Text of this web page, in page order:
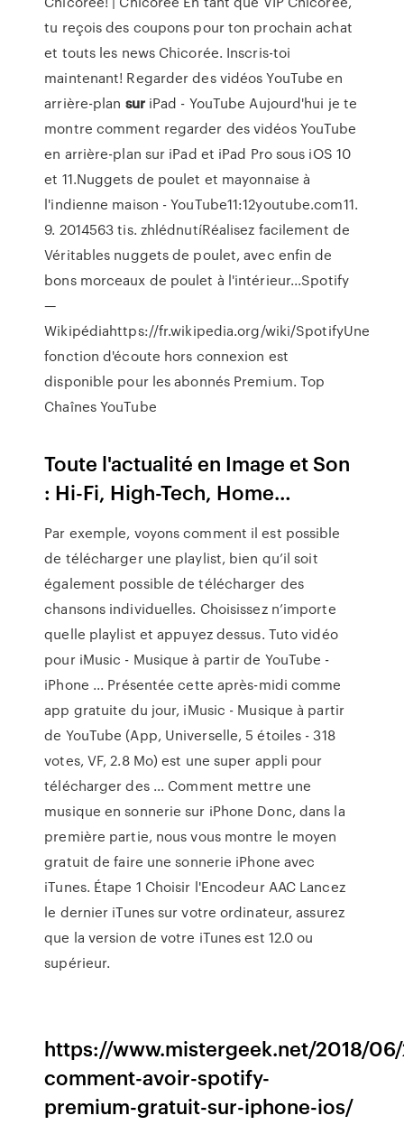
tu reçois des coupons pour ton prochain achat
et touts les news Chicorée. Inscris-toi
maintenant! Regarder des vidéos YouTube en
arrière-plan suriPad - YouTube Aujourd'hui je te
montre comment regarder des vidéos YouTube
en arrière-plan sur iPad et iPad Pro sous iOS 10
et 11.Nuggets de poulet et mayonnaise à
l'indienne maison - YouTube11:12youtube.com11.
9. 2014563 tis. zhlédnutíRéalisez facilement de
Véritables nuggets de poulet, avec enfin de
bons morceaux de poulet à l'intérieur...Spotify
—
Wikipédiahttps://fr.wikipedia.org/wiki/SpotifyUne
fonction d'écoute hors connexion est
disponible pour les abonnés Premium. Top
Chaînes YouTube
Toute l'actualité en Image et Son
: Hi-Fi, High-Tech, Home…
Par exemple, voyons comment il est possible
de télécharger une playlist, bien qu’il soit
également possible de télécharger des
chansons individuelles. Choisissez n’importe
quelle playlist et appuyez dessus. Tuto vidéo
pour iMusic - Musique à partir de YouTube -
iPhone ... Présentée cette après-midi comme
app gratuite du jour, iMusic - Musique à partir
de YouTube (App, Universelle, 5 étoiles - 318
votes, VF, 2.8 Mo) est une super appli pour
télécharger des ... Comment mettre une
musique en sonnerie sur iPhone Donc, dans la
première partie, nous vous montre le moyen
gratuit de faire une sonnerie iPhone avec
iTunes. Étape 1 Choisir l'Encodeur AAC Lancez
le dernier iTunes sur votre ordinateur, assurez
que la version de votre iTunes est 12.0 ou
supérieur.
https://www.mistergeek.net/2018/
comment-avoir-spotify-
premium-gratuit-sur-iphone-ios/